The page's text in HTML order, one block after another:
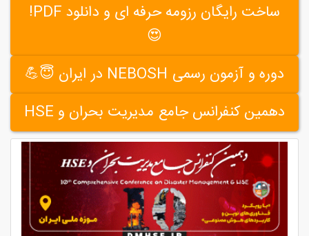
ساخت رایگان رزومه حرفه ای و دانلود PDF!
😍
دوره و آزمون رسمی NEBOSH در ایران 😇💪
دهمین کنفرانس جامع مدیریت بحران و HSE